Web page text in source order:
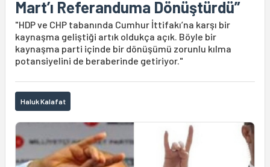
Mart’ı Referanduma Dönüştürdü”
"HDP ve CHP tabanında Cumhur İttifakı’na karşı bir
kaynaşma geliştiği artık oldukça açık. Böyle bir
kaynaşma parti içinde bir dönüşümü zorunlu kılma
potansiyelini de beraberinde getiriyor."
Haluk Kalafat